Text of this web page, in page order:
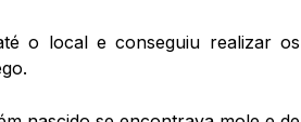
o local e conseguiu realizar os